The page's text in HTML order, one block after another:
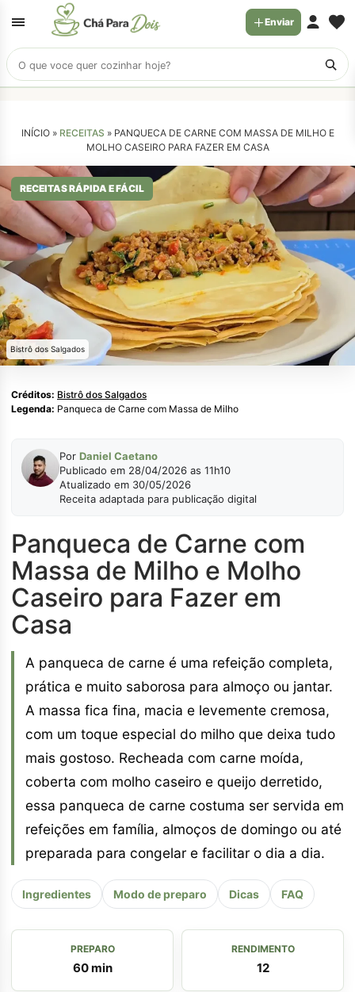
Buscar
receitas
Enviar
INÍCIO » RECEITAS » PANQUECA DE CARNE COM MASSA DE MILHO E
MOLHO CASEIRO PARA FAZER EM CASA
RECEITAS RÁPIDA E FÁCIL
Bistrô dos Salgados
Créditos: Bistrô dos Salgados
Legenda: Panqueca de Carne com Massa de Milho
Por Daniel Caetano
Publicado em 28/04/2026 as 11h10
Atualizado em 30/05/2026
Receita adaptada para publicação digital
Panqueca de Carne com
Massa de Milho e Molho
Caseiro para Fazer em
Casa
A panqueca de carne é uma refeição completa,
prática e muito saborosa para almoço ou jantar.
A massa fica fina, macia e levemente cremosa,
com um toque especial do milho que deixa tudo
mais gostoso. Recheada com carne moída,
coberta com molho caseiro e queijo derretido,
essa panqueca de carne costuma ser servida em
refeições em família, almoços de domingo ou até
preparada para congelar e facilitar o dia a dia.
Ingredientes Modo de preparo Dicas FAQ
PREPARO
60 min
RENDIMENTO
12